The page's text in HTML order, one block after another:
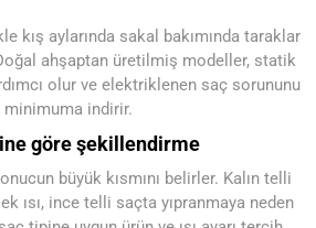
kış aylarında sakal bakımında taraklar
ahşaptan üretilmiş modeller, statik
olur ve elektriklenen saç sorununu
minimuma indirir.
göre şekillendirme
büyük kısmını belirler. Kalın telli
ısı, ince telli saçta yıpranmaya neden